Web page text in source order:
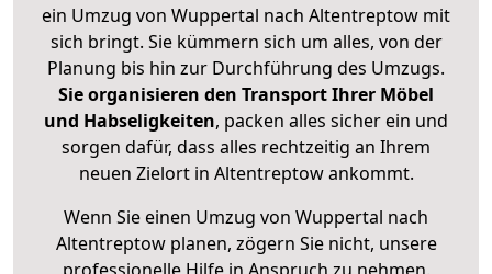
ein Umzug von Wuppertal nach Altentreptow mit
sich bringt. Sie kümmern sich um alles, von der
Planung bis hin zur Durchführung des Umzugs.
Sie organisieren den Transport Ihrer Möbel
und Habseligkeiten, packen alles sicher ein und
sorgen dafür, dass alles rechtzeitig an Ihrem
neuen Zielort in Altentreptow ankommt.
Wenn Sie einen Umzug von Wuppertal nach
Altentreptow planen, zögern Sie nicht, unsere